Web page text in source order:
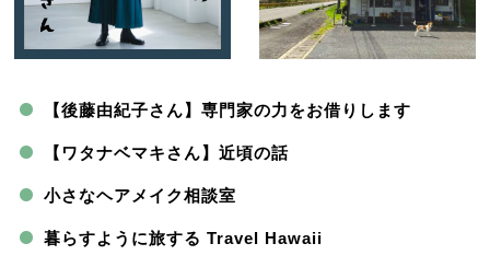
【後藤由紀子さん】専門家の力をお借りします
【ワタナベマキさん】近頃の話
小さなヘアメイク相談室
暮らすように旅する Travel Hawaii